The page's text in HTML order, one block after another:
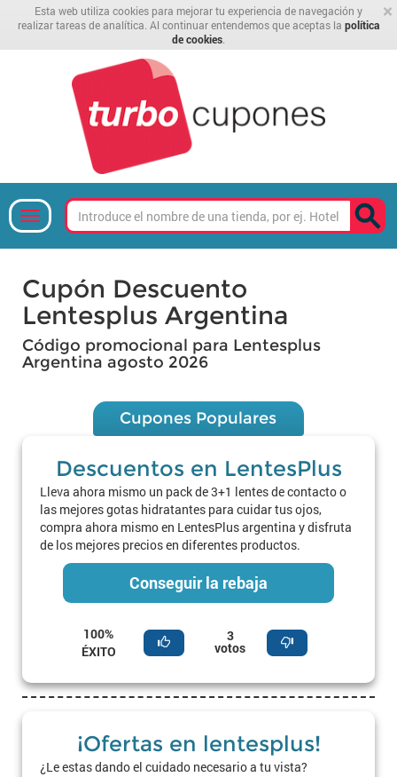
×
Esta web utiliza cookies para mejorar tu experiencia de navegación y
realizar tareas de analítica. Al continuar entendemos que aceptas la política
de cookies
Cupón Descuento
Lentesplus Argentina
Código promocional para Lentesplus
Argentina agosto 2026
Cupones Populares
Descuentos en LentesPlus
Lleva ahora mismo un pack de 3+1 lentes de contacto o
las mejores gotas hidratantes para cuidar tus ojos,
compra ahora mismo en LentesPlus argentina y disfruta
de los mejores precios en diferentes productos.
Conseguir la rebaja
100%
ÉXITO
3
votos
¡Ofertas en lentesplus!
¿Le estas dando el cuidado necesario a tu vista?